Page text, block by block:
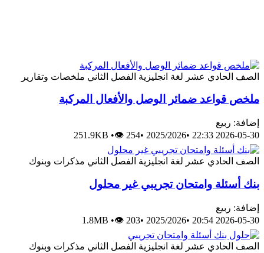
الصف الحادي عشر لغة انجليزية الفصل الثاني ملخصات وتقارير
ملخص قواعد ضمائر الوصل والأفعال المركبة
إضافة: ربيع
2026-05-30 22:33
•
2025/2026
•
251.9KB •👁 254
الصف الحادي عشر لغة انجليزية الفصل الثاني مذكرات وبنوك
بنك أسئلة وامتحان تجريبي غير محلول
إضافة: ربيع
2026-05-30 20:54
•
2025/2026
•
1.8MB •👁 203
الصف الحادي عشر لغة انجليزية الفصل الثاني مذكرات وبنوك